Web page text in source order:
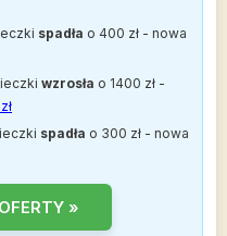
spadła o 400 zł - nowa
wzrosła o 1400 zł -
spadła o 300 zł - nowa
»